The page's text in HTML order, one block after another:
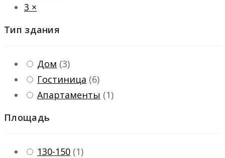
3 ×
Тип здания
Дом (3)
Гостиница (6)
Апартаменты (1)
Площадь
130-150 (1)